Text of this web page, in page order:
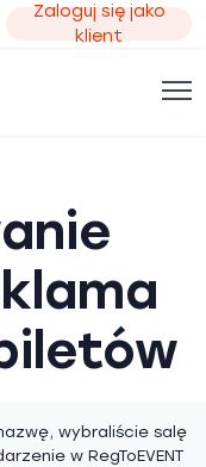
Zaloguj się jako
klient
wybraliście salę
w RegToEVENT